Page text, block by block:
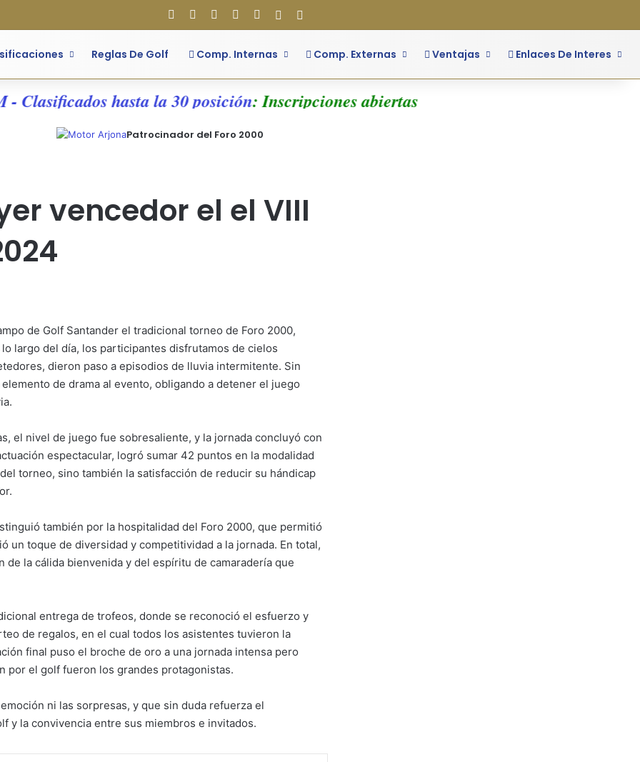
Facebook Flickr YouTubeInstagram
Acceso
Reglas De Golf Comp. Internas Comp. Externas Ventajas Enlaces De Interes
Clasificados hasta la 30 posición: Inscripciones abiertas
Patrocinador del Foro 2000
vencedor el el VIII
de Golf Santander el tradicional torneo de Foro 2000,
largo del día, los participantes disfrutamos de cielos
dieron paso a episodios de lluvia intermitente. Sin
de drama al evento, obligando a detener el juego
el nivel de juego fue sobresaliente, y la jornada concluyó con
espectacular, logró sumar 42 puntos en la modalidad
torneo, sino también la satisfacción de reducir su hándicap
también por la hospitalidad del Foro 2000, que permitió
un toque de diversidad y competitividad a la jornada. En total,
la cálida bienvenida y del espíritu de camaradería que
entrega de trofeos, donde se reconoció el esfuerzo y
de regalos, en el cual todos los asistentes tuvieron la
final puso el broche de oro a una jornada intensa pero
por el golf fueron los grandes protagonistas.
ni las sorpresas, y que sin duda refuerza el
y la convivencia entre sus miembros e invitados.